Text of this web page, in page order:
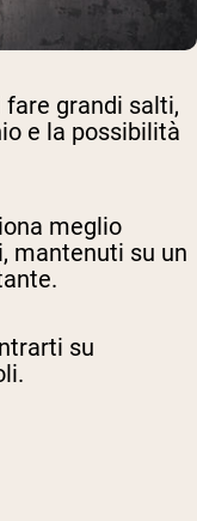
grandi salti,
e la possibilità
meglio
mantenuti su un
su